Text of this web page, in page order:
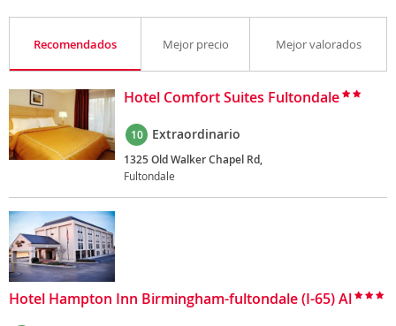
Recomendados Mejor precio Mejor valorados
Hotel Comfort Suites Fultondale
10 Extraordinario
1325 Old Walker Chapel Rd,
Fultondale
Hotel Hampton Inn Birmingham-fultondale (I-65) Al